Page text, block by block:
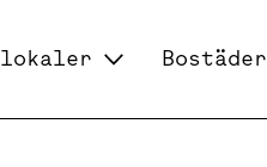
Bostäder